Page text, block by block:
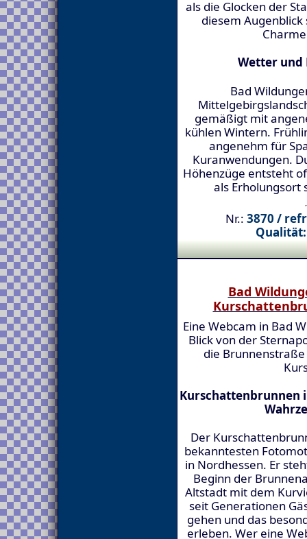
als die Glocken der
diesem
Wetter und
Bad
gemäßigt mit
kühlen Wintern.
angenehm für
Kuranwendungen.
Höhenzüge entsteht
als Erholungsort
Nr.: 3870 /
Bad
Eine Webcam in Bad
Blick von der
die
Kurschattenbrunnen
Der
bekanntesten
in Nordhessen. Er
Beginn der
Altstadt mit dem
seit Generationen
gehen und das
erleben. Wer eine